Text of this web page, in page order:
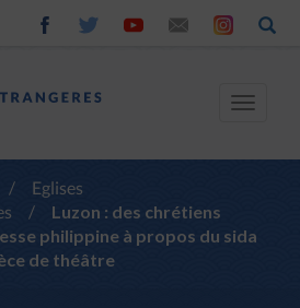
Toggle
/
Eglises
/
Luzon : des chrétiens
philippine à propos du sida
de théâtre